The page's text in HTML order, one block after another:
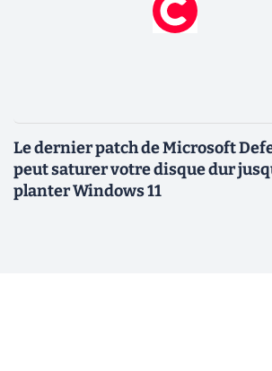
Le dernier patch de Microsoft
peut saturer votre disque dur
planter Windows 11